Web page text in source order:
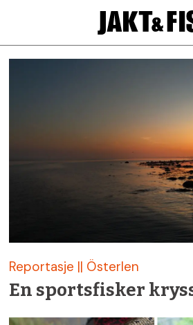
om
sverige
Jakt
&
Fiske
Reportasje || Österlen
En sportsfisker